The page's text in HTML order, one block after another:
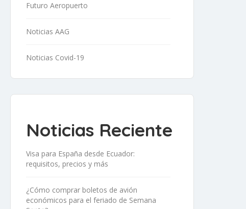
Futuro Aeropuerto
Noticias AAG
Noticias Covid-19
Noticias Reciente
Visa para España desde Ecuador:
requisitos, precios y más
¿Cómo comprar boletos de avión
económicos para el feriado de Semana